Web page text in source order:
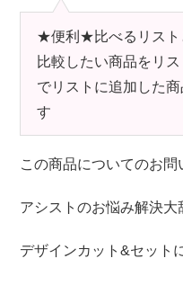
★便利★比べるリスト
比較したい商品をリ
でリストに追加した
す
この商品についてのお問
アシストのお悩み解決大
デザインカット&セット